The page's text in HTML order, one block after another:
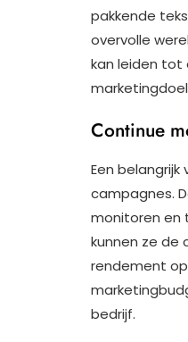
pakkende
overvolle
kan leiden tot
Continue
Een
campagnes.
monitoren en
kunnen ze
rendement
bedrijf.